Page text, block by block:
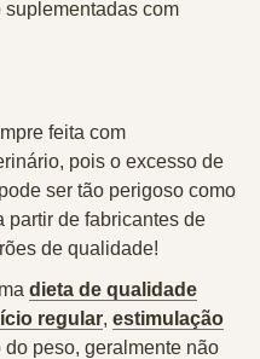
suplementadas com
feita com
, pois o excesso de
ser tão perigoso como
partir de fabricantes de
de qualidade!
dieta de qualidade
regular, estimulação
peso, geralmente não